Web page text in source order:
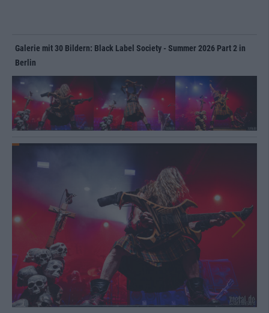
Galerie mit 30 Bildern: Black Label Society - Summer 2026 Part 2 in
Berlin